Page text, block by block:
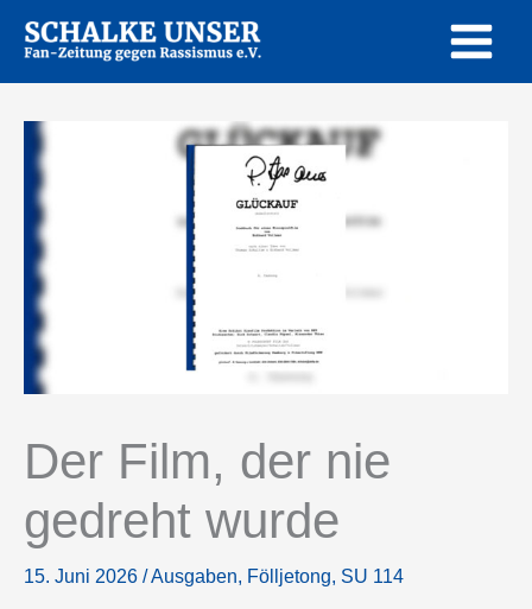
Inhalt
springen
Der Film, der nie
gedreht wurde
15. Juni 2026 /Ausgaben, Fölljetong, SU 114